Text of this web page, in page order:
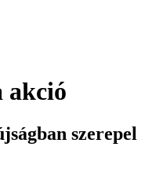
akció
szerepel